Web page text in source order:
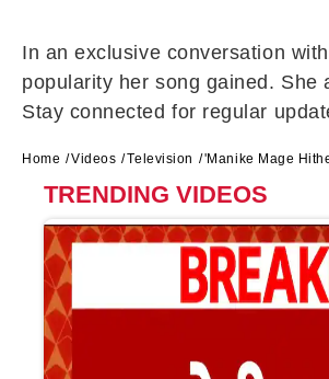
In an exclusive conversation
popularity her song gained. She
Stay connected for regular
Home Videos Television 'Manike Mage
TRENDING VIDEOS